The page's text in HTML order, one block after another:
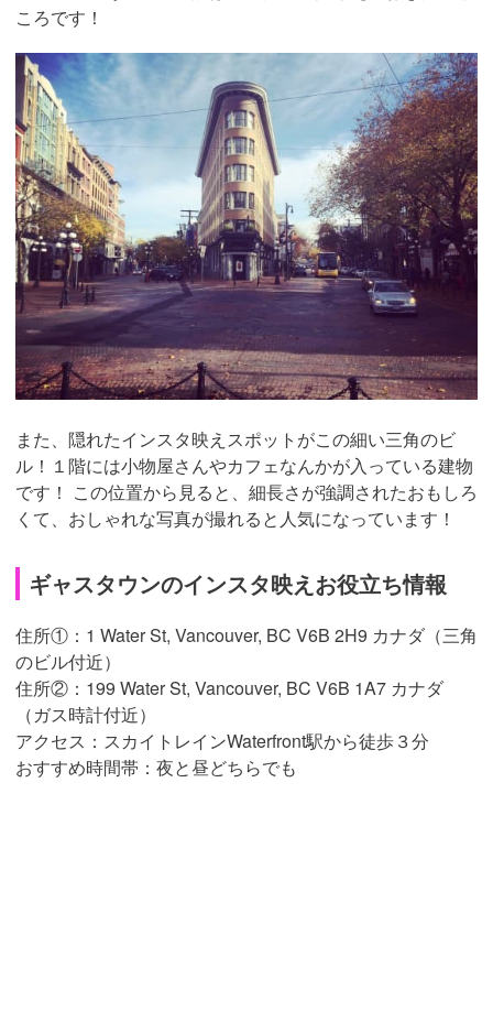
ころです！
また、隠れたインスタ映えスポットがこの細い三角のビ
ル！１階には小物屋さんやカフェなんかが入っている建物
です！ この位置から見ると、細長さが強調されたおもしろ
くて、おしゃれな写真が撮れると人気になっています！
ギャスタウンのインスタ映えお役立ち情報
住所①：1 Water St, Vancouver, BC V6B 2H9 カナダ（三角
のビル付近）
住所②：199 Water St, Vancouver, BC V6B 1A7 カナダ
（ガス時計付近）
アクセス：スカイトレインWaterfront駅から徒歩３分
おすすめ時間帯：夜と昼どちらでも